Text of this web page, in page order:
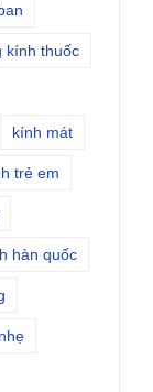
kính thuốc
kính mát
trẻ em
hàn quốc